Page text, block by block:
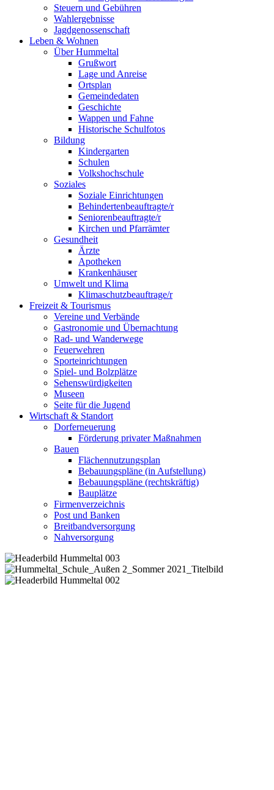
Steuern und Gebühren
Wahlergebnisse
Jagdgenossenschaft
Leben & Wohnen
Über Hummeltal
Grußwort
Lage und Anreise
Ortsplan
Gemeindedaten
Geschichte
Wappen und Fahne
Historische Schulfotos
Bildung
Kindergarten
Schulen
Volkshochschule
Soziales
Soziale Einrichtungen
Behindertenbeauftragte/r
Seniorenbeauftragte/r
Kirchen und Pfarrämter
Gesundheit
Ärzte
Apotheken
Krankenhäuser
Umwelt und Klima
Klimaschutzbeauftrage/r
Freizeit & Tourismus
Vereine und Verbände
Gastronomie und Übernachtung
Rad- und Wanderwege
Feuerwehren
Sporteinrichtungen
Spiel- und Bolzplätze
Sehenswürdigkeiten
Museen
Seite für die Jugend
Wirtschaft & Standort
Dorferneuerung
Förderung privater Maßnahmen
Bauen
Flächennutzungsplan
Bebauungspläne (in Aufstellung)
Bebauungspläne (rechtskräftig)
Bauplätze
Firmenverzeichnis
Post und Banken
Breitbandversorgung
Nahversorgung